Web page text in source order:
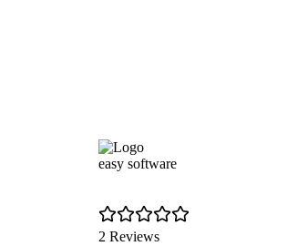
easy software
2 Reviews